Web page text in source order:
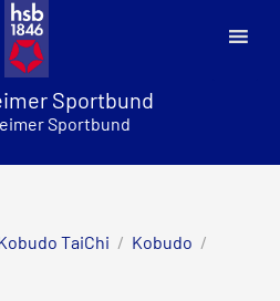
Sportbund
Sportbund
TaiChi / Kobudo /